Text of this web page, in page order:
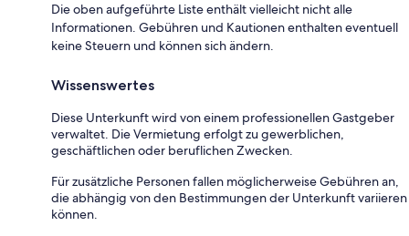
Die oben aufgeführte Liste enthält vielleicht nicht alle
Informationen. Gebühren und Kautionen enthalten eventuell
keine Steuern und können sich ändern.
Wissenswertes
Diese Unterkunft wird von einem professionellen Gastgeber
verwaltet. Die Vermietung erfolgt zu gewerblichen,
geschäftlichen oder beruflichen Zwecken.
Für zusätzliche Personen fallen möglicherweise Gebühren an,
die abhängig von den Bestimmungen der Unterkunft variieren
können.